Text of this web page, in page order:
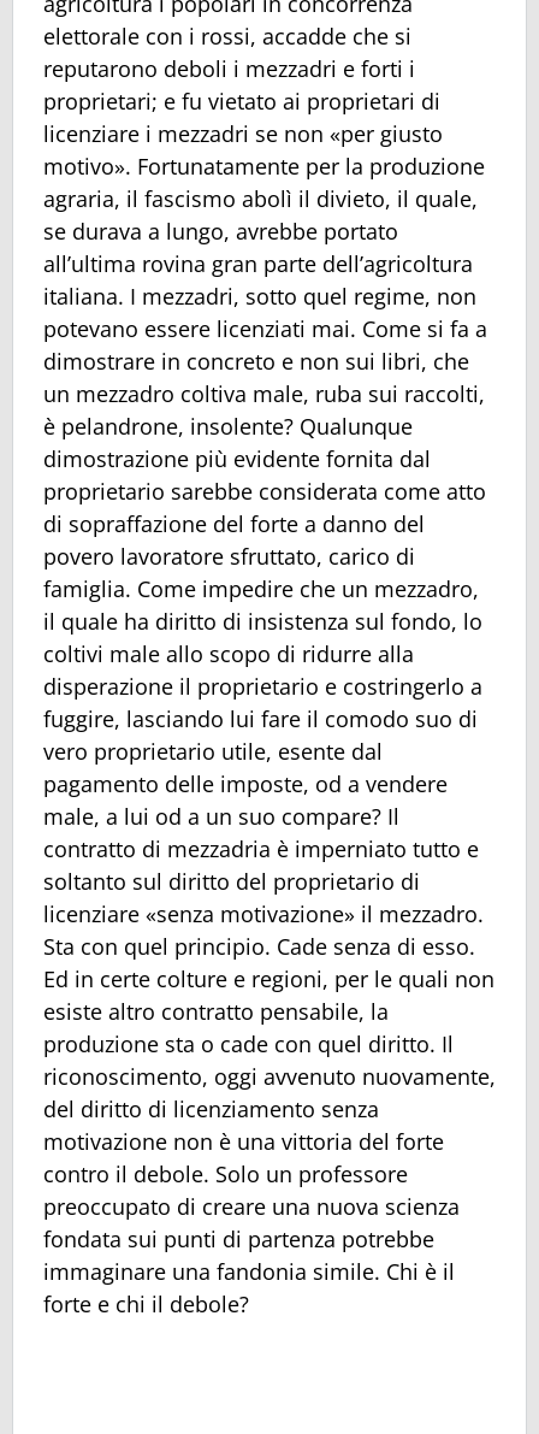
elettorale con i rossi, accadde che si
reputarono deboli i mezzadri e forti i
proprietari; e fu vietato ai proprietari di
licenziare i mezzadri se non «per giusto
motivo». Fortunatamente per la produzione
agraria, il fascismo abolì il divieto, il quale,
se durava a lungo, avrebbe portato
all’ultima rovina gran parte dell’agricoltura
italiana. I mezzadri, sotto quel regime, non
potevano essere licenziati mai. Come si fa a
dimostrare in concreto e non sui libri, che
un mezzadro coltiva male, ruba sui raccolti,
è pelandrone, insolente? Qualunque
dimostrazione più evidente fornita dal
proprietario sarebbe considerata come atto
di sopraffazione del forte a danno del
povero lavoratore sfruttato, carico di
famiglia. Come impedire che un mezzadro,
il quale ha diritto di insistenza sul fondo, lo
coltivi male allo scopo di ridurre alla
disperazione il proprietario e costringerlo a
fuggire, lasciando lui fare il comodo suo di
vero proprietario utile, esente dal
pagamento delle imposte, od a vendere
male, a lui od a un suo compare? Il
contratto di mezzadria è imperniato tutto e
soltanto sul diritto del proprietario di
licenziare «senza motivazione» il mezzadro.
Sta con quel principio. Cade senza di esso.
Ed in certe colture e regioni, per le quali non
esiste altro contratto pensabile, la
produzione sta o cade con quel diritto. Il
riconoscimento, oggi avvenuto nuovamente,
del diritto di licenziamento senza
motivazione non è una vittoria del forte
contro il debole. Solo un professore
preoccupato di creare una nuova scienza
fondata sui punti di partenza potrebbe
immaginare una fandonia simile. Chi è il
forte e chi il debole?